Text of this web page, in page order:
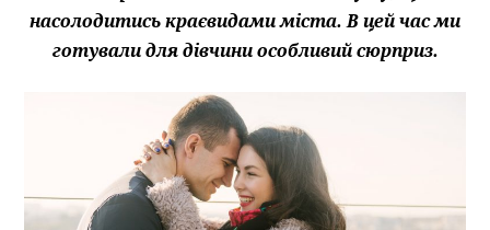
насолодитись краєвидами міста. В цей час ми
готували для дівчини особливий сюрприз.